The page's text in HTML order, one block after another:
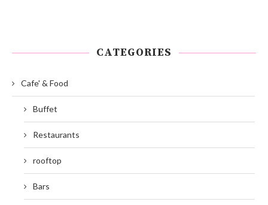
CATEGORIES
Cafe' & Food
Buffet
Restaurants
rooftop
Bars